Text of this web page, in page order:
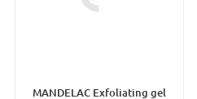
MANDELAC Exfoliating gel